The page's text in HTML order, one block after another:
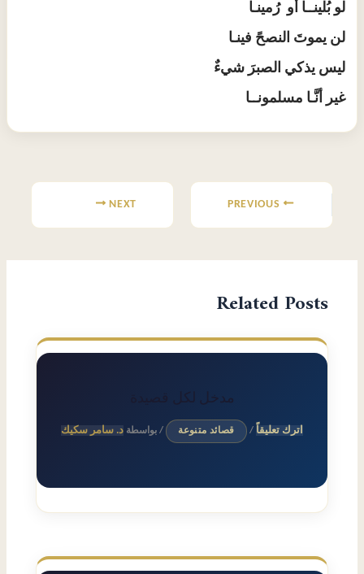
لو بُلينــا أو رُمينـا
لن يموتَ النصحً فينـا
ليس يذكي الصبرَ شيءٌ
غير أنَّـا مسلمونــا
NEXT
Related Posts
مدخل لكل قصيدة
اترك تعليقاً / قصائد متنوعة / بواسطة د. سامر سكيك